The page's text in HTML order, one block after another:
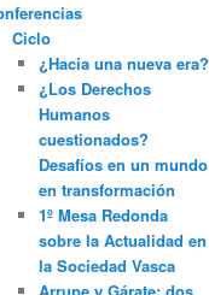
Ciclo
¿Hacia una nueva era?
¿Los Derechos
Humanos
cuestionados?
Desafíos en un mundo
en transformación
1º Mesa Redonda
sobre la Actualidad en
la Sociedad Vasca